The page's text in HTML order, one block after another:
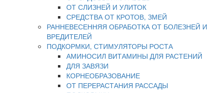
ОТ СЛИЗНЕЙ И УЛИТОК
СРЕДСТВА ОТ КРОТОВ, ЗМЕЙ
РАННЕВЕСЕННЯЯ ОБРАБОТКА ОТ БОЛЕЗНЕЙ И
ВРЕДИТЕЛЕЙ
ПОДКОРМКИ, СТИМУЛЯТОРЫ РОСТА
АМИНОСИЛ ВИТАМИНЫ ДЛЯ РАСТЕНИЙ
ДЛЯ ЗАВЯЗИ
КОРНЕОБРАЗОВАНИЕ
ОТ ПЕРЕРАСТАНИЯ РАССАДЫ